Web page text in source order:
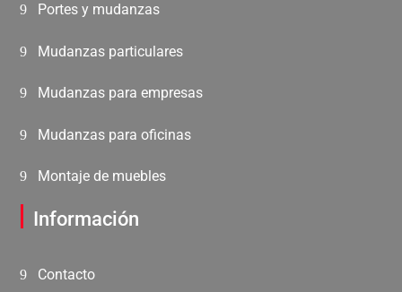
Portes y mudanzas
Mudanzas particulares
Mudanzas para empresas
Mudanzas para oficinas
Montaje de muebles
Información
Contacto